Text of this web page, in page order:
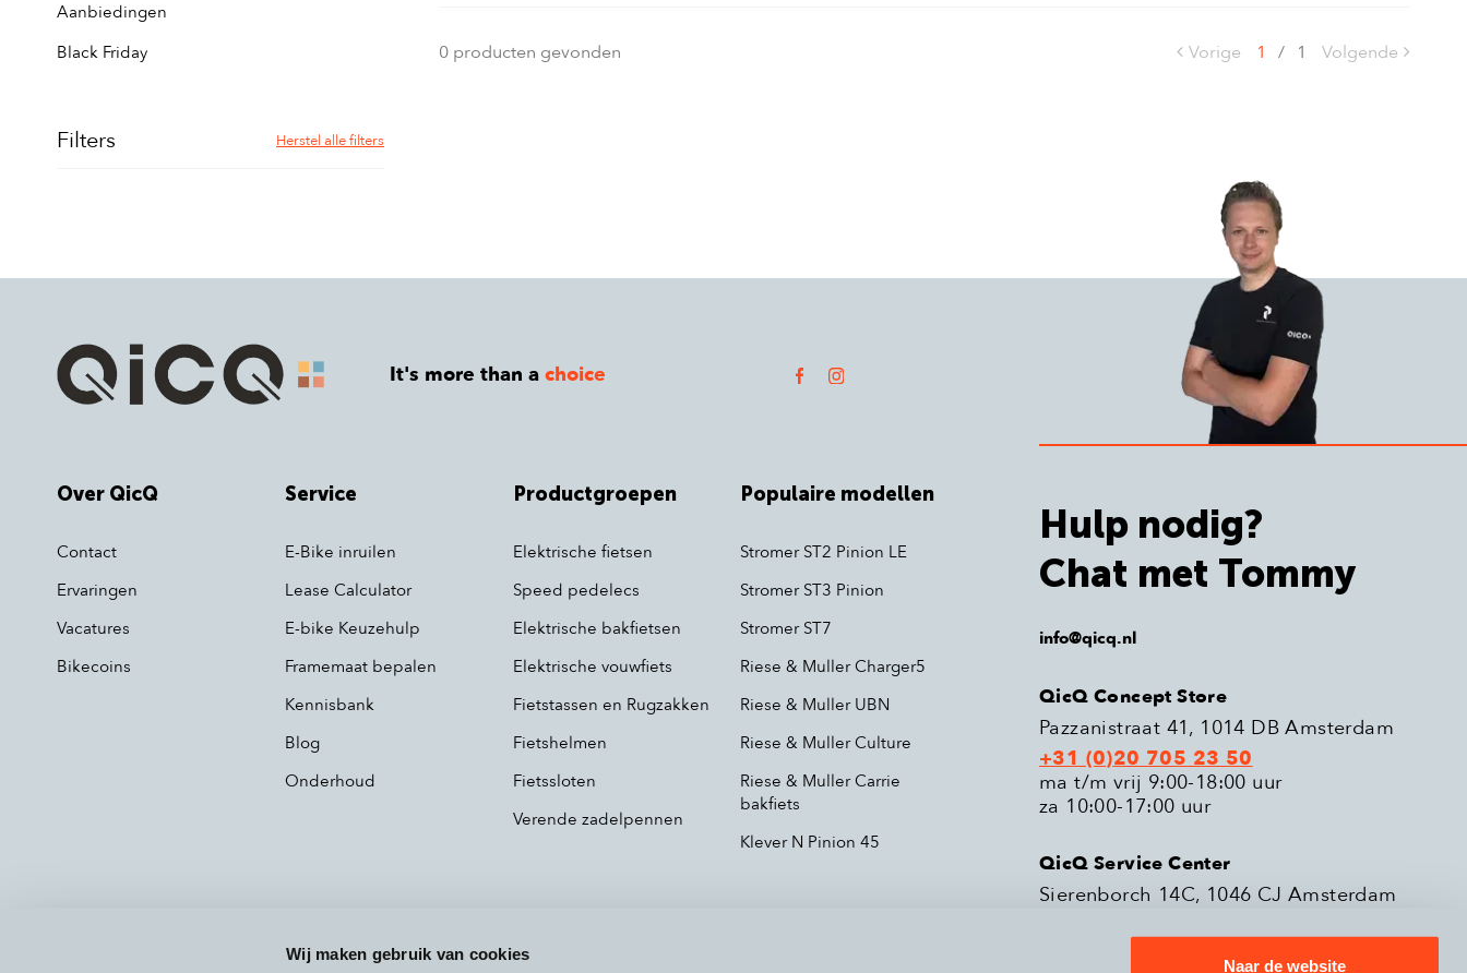
Wij maken gebruik van cookies
Naar de website
Aanbiedingen
Black Friday
Filters Herstel alle filters
0 producten gevonden Vorige 1 / 1 Volgende
It's more than achoice
Over QicQ
Contact
Ervaringen
Vacatures
Bikecoins
Service
E-Bike inruilen
Lease Calculator
E-bike Keuzehulp
Framemaat bepalen
Kennisbank
Blog
Onderhoud
Productgroepen
Elektrische fietsen
Speed pedelecs
Elektrische bakfietsen
Elektrische vouwfiets
Fietstassen en Rugzakken
Fietshelmen
Fietssloten
Verende zadelpennen
Populaire modellen
Stromer ST2 Pinion LE
Stromer ST3 Pinion
Stromer ST7
Riese & Muller Charger5
Riese & Muller UBN
Riese & Muller Culture
Riese & Muller Carrie
bakfiets
Klever N Pinion 45
Hulp nodig?
Chat met Tommy
info@qicq.nl
QicQ Concept Store
Pazzanistraat 41, 1014 DB Amsterdam
+31 (0)20 705 23 50
ma t/m vrij 9:00-18:00 uur
za 10:00-17:00 uur
QicQ Service Center
Sierenborch 14C, 1046 CJ Amsterdam